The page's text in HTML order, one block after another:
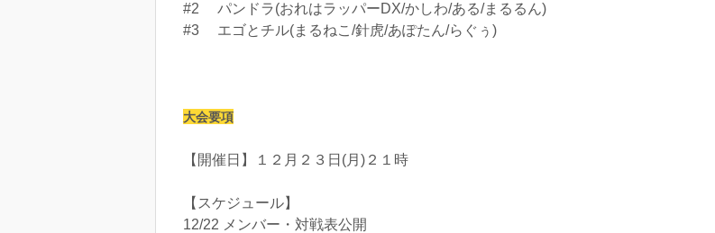
#2 パンドラ(おれはラッパーDX/かしわ/ある/まるるん)
#3 エゴとチル(まるねこ/針虎/あぽたん/らぐぅ)
大会要項
【開催日】１２月２３日(月)２１時
【スケジュール】
12/22 メンバー・対戦表公開